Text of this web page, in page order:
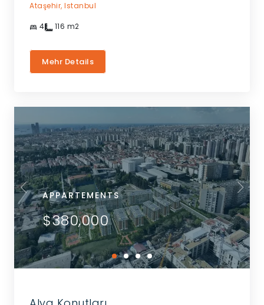
Ataşehir, Istanbul
4 116 m2
Mehr Details
APPARTEMENTS
$380,000